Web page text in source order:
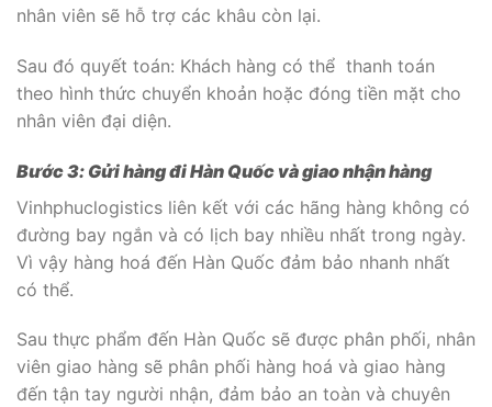
nhân viên sẽ hỗ trợ các khâu còn lại.
Sau đó quyết toán: Khách hàng có thể thanh toán
theo hình thức chuyển khoản hoặc đóng tiền mặt cho
nhân viên đại diện.
Bước 3: Gửi hàng đi Hàn Quốc và giao nhận hàng
Vinhphuclogistics liên kết với các hãng hàng không có
đường bay ngắn và có lịch bay nhiều nhất trong ngày.
Vì vậy hàng hoá đến Hàn Quốc đảm bảo nhanh nhất
có thể.
Sau thực phẩm đến Hàn Quốc sẽ được phân phối, nhân
viên giao hàng sẽ phân phối hàng hoá và giao hàng
đến tận tay người nhận, đảm bảo an toàn và chuyên